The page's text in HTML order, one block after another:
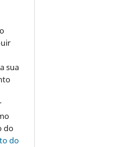
sua
do
do